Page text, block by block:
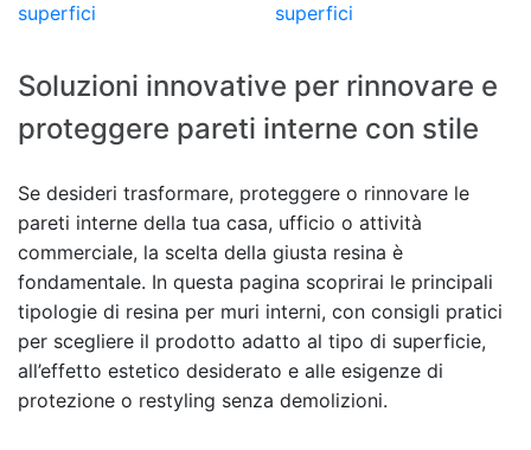
Soluzioni innovative per rinnovare e
proteggere pareti interne con stile
Se desideri trasformare, proteggere o rinnovare le
pareti interne della tua casa, ufficio o attività
commerciale, la scelta della giusta resina è
fondamentale. In questa pagina scoprirai le principali
tipologie di resina per muri interni, con consigli pratici
per scegliere il prodotto adatto al tipo di superficie,
all’effetto estetico desiderato e alle esigenze di
protezione o restyling senza demolizioni.